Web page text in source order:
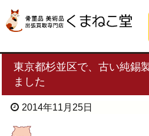
東京都杉並区で、古い純錫
ました
2014年11月25日